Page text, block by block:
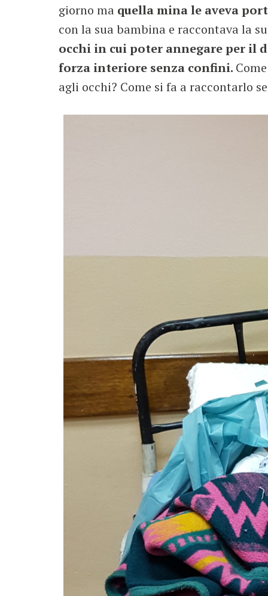
giorno ma quella mina le aveva
con la sua bambina e raccontava la
occhi in cui poter annegare per il
forza interiore senza confini.
agli occhi? Come si fa a raccontarlo